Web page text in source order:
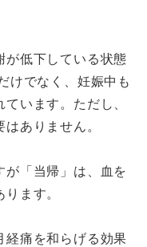
が低下している状態
けでなく、妊娠中も
います。ただし、
ありません。
が「当帰」は、血を
ます。
経痛を和らげる効果